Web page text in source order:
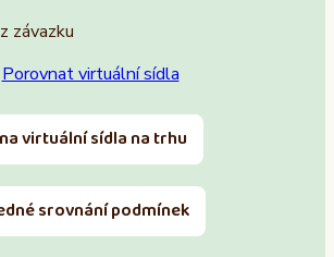
závazku
Porovnat virtuální sídla
virtuální sídla na trhu
srovnání podmínek